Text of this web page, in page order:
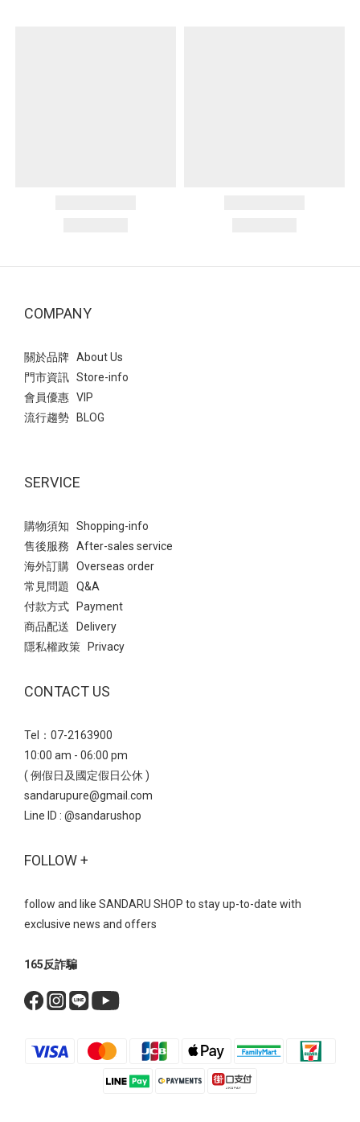
COMPANY
關於品牌 About Us
門市資訊 Store-info
會員優惠 VIP
流行趨勢 BLOG
SERVICE
購物須知 Shopping-info
售後服務 After-sales service
海外訂購 Overseas order
常見問題 Q&A
付款方式 Payment
商品配送 Delivery
隱私權政策 Privacy
CONTACT US
Tel：07-2163900
10:00 am - 06:00 pm
( 例假日及國定假日公休 )
sandarupure@gmail.com
Line ID : @sandarushop
FOLLOW +
follow and like SANDARU SHOP to stay up-to-date with
exclusive news and offers
165反詐騙